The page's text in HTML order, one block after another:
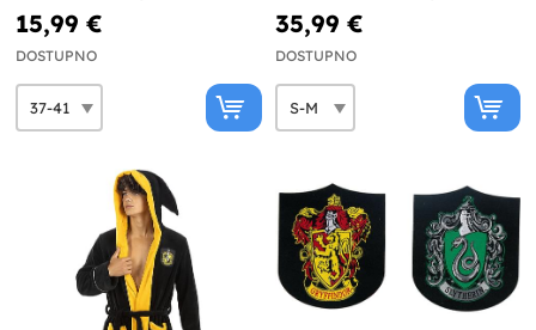
15,99 €
DOSTUPNO
35,99 €
DOSTUPNO